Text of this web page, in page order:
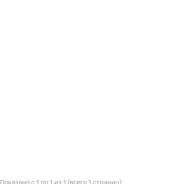
Показано с 1 по 1 из 1 (всего 1 страниц)